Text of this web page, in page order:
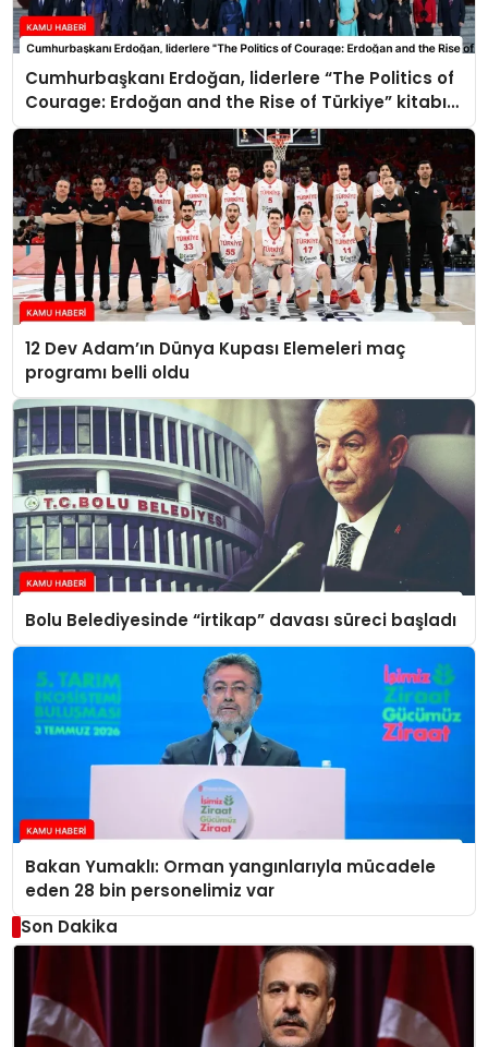
Cumhurbaşkanı Erdoğan, liderlere “The Politics of
Courage: Erdoğan and the Rise of Türkiye” kitabını
takdim etti
12 Dev Adam’ın Dünya Kupası Elemeleri maç
programı belli oldu
Bolu Belediyesinde “irtikap” davası süreci başladı
Bakan Yumaklı: Orman yangınlarıyla mücadele
eden 28 bin personelimiz var
Son Dakika